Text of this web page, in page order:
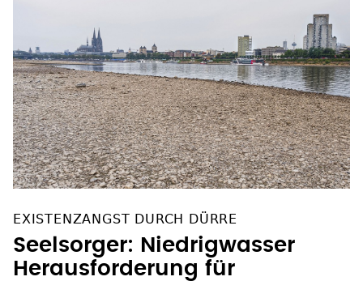
EXISTENZANGST DURCH DÜRRE
Seelsorger: Niedrigwasser
Herausforderung für